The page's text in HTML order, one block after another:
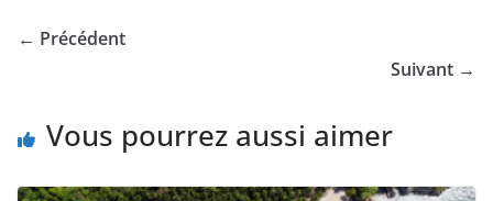
← Précédent
Suivant →
Vous pourrez aussi aimer